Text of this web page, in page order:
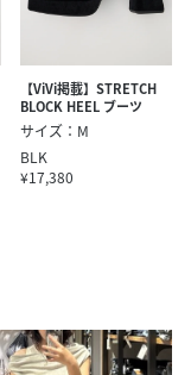
【ViVi掲載】STRETCH
BLOCK HEEL ブーツ
サイズ：M
BLK
¥17,380